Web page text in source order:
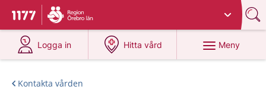
Till startsidan för 1177
Du har valt region
Logga in
på 1177.se
Hitta vård
på 1177.se
Meny
Kontakta vården